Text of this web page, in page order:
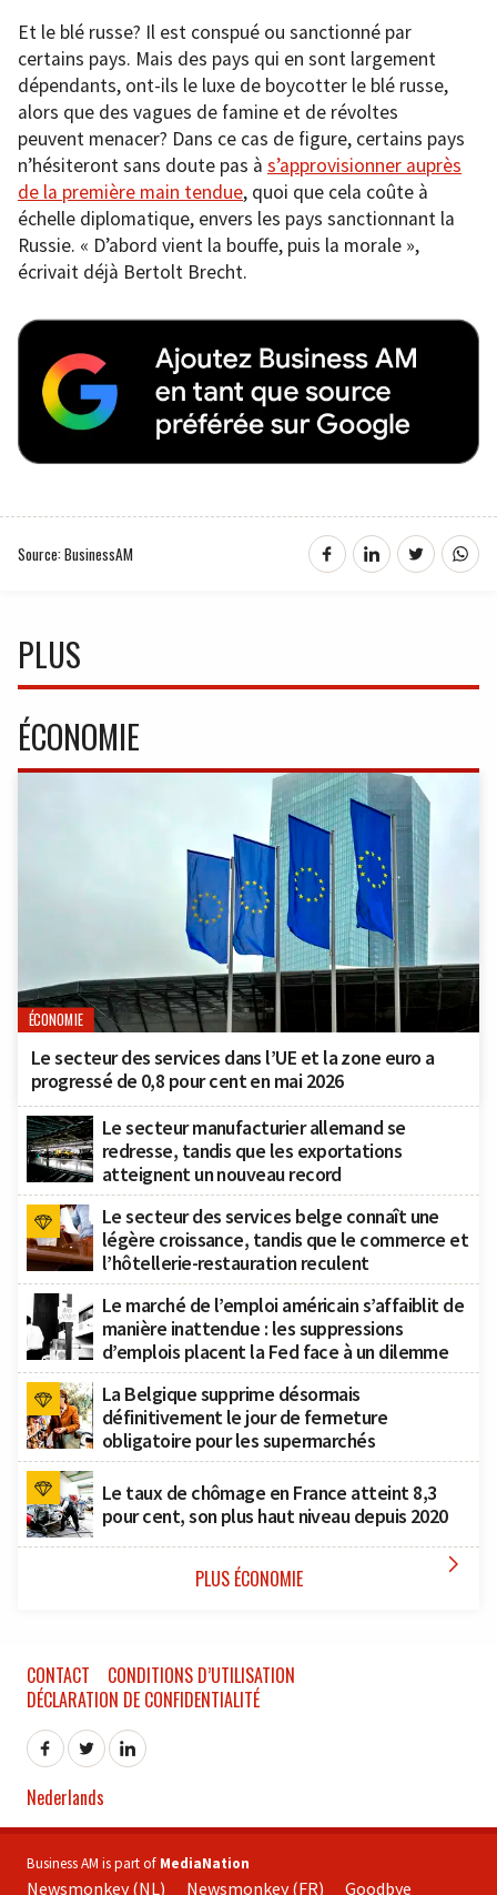
Et le blé russe? Il est conspué ou sanctionné par
certains pays. Mais des pays qui en sont largement
dépendants, ont-ils le luxe de boycotter le blé russe,
alors que des vagues de famine et de révoltes
peuvent menacer? Dans ce cas de figure, certains pays
n’hésiteront sans doute pas à s’approvisionner auprès
de la première main tendue, quoi que cela coûte à
échelle diplomatique, envers les pays sanctionnant la
Russie. « D’abord vient la bouffe, puis la morale »,
écrivait déjà Bertolt Brecht.
Source: BusinessAM
PLUS
ÉCONOMIE
ÉCONOMIE
Le secteur des services dans l’UE et la zone euro a
progressé de 0,8 pour cent en mai 2026
Le secteur manufacturier allemand se
redresse, tandis que les exportations
atteignent un nouveau record
Le secteur des services belge connaît une
légère croissance, tandis que le commerce et
l’hôtellerie-restauration reculent
Le marché de l’emploi américain s’affaiblit de
manière inattendue : les suppressions
d’emplois placent la Fed face à un dilemme
La Belgique supprime désormais
définitivement le jour de fermeture
obligatoire pour les supermarchés
Le taux de chômage en France atteint 8,3
pour cent, son plus haut niveau depuis 2020
PLUS ÉCONOMIE 
CONTACT
CONDITIONS D’UTILISATION
DÉCLARATION DE CONFIDENTIALITÉ
Nederlands
Business AM is part of MediaNation
Newsmonkey (NL) Newsmonkey (FR) Goodbye